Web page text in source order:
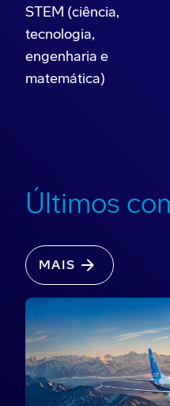
STEM (ciência,
tecnologia,
engenharia e
matemática)
Últimos
MAIS